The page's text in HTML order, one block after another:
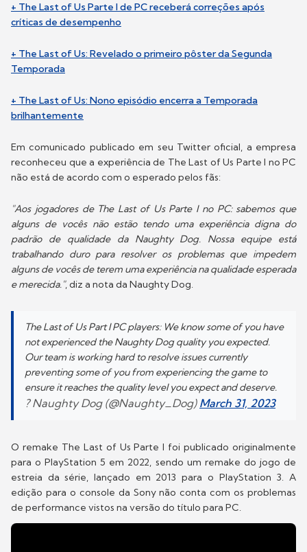
+ The Last of Us Parte I de PC receberá correções após
críticas de desempenho
+ The Last of Us: Revelado o primeiro pôster da Segunda
Temporada
+ The Last of Us: Nono episódio encerra a Temporada
brilhantemente
Em comunicado publicado em seu Twitter oficial, a empresa
reconheceu que a experiência de The Last of Us Parte I no PC
não está de acordo com o esperado pelos fãs:
"Aos jogadores de The Last of Us Parte I no PC: sabemos que
alguns de vocês não estão tendo uma experiência digna do
padrão de qualidade da Naughty Dog. Nossa equipe está
trabalhando duro para resolver os problemas que impedem
alguns de vocês de terem uma experiência na qualidade esperada
e merecida.", diz a nota da Naughty Dog.
The Last of Us Part I PC players: We know some of you have
not experienced the Naughty Dog quality you expected.
Our team is working hard to resolve issues currently
preventing some of you from experiencing the game to
ensure it reaches the quality level you expect and deserve.
? Naughty Dog (@Naughty_Dog) March 31, 2023
O remake The Last of Us Parte I foi publicado originalmente
para o PlayStation 5 em 2022, sendo um remake do jogo de
estreia da série, lançado em 2013 para o PlayStation 3. A
edição para o console da Sony não conta com os problemas
de performance vistos na versão do título para PC.